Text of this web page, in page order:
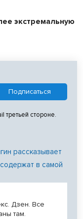
экстремальную
третьей стороне.
рассказывает
в самой
Дзен. Все
там.